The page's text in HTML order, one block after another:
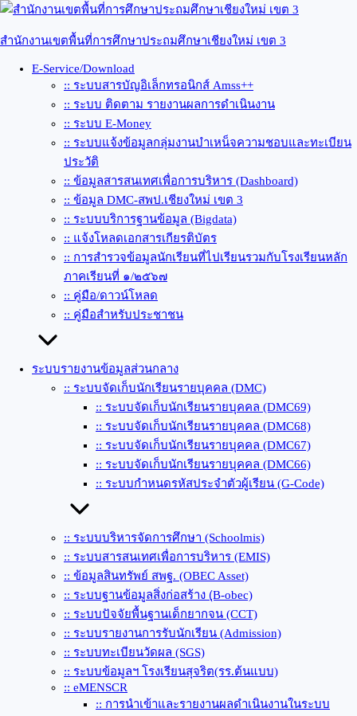
Skip
content
สำนักงานเขตพื้นที่การศึกษาประถมศึกษาเชียงใหม่ เขต 3
E-Service/Download
:: ระบบสารบัญอิเล็กทรอนิกส์ Amss++
:: ระบบ ติดตาม รายงานผลการดำเนินงาน
:: ระบบ E-Money
:: ระบบแจ้งข้อมูลกลุ่มงานบำเหน็จความชอบและทะเบียน
ประวัติ
:: ข้อมูลสารสนเทศเพื่อการบริหาร (Dashboard)
:: ข้อมูล DMC-สพป.เชียงใหม่ เขต 3
:: ระบบบริการฐานข้อมูล (Bigdata)
:: แจ้งโหลดเอกสารเกียรติบัตร
:: การสำรวจข้อมูลนักเรียนที่ไปเรียนรวมกับโรงเรียนหลัก
ภาคเรียนที่ ๑/๒๕๖๗
:: คู่มือ/ดาวน์โหลด
:: คู่มือสำหรับประชาชน
ระบบรายงานข้อมูลส่วนกลาง
:: ระบบจัดเก็บนักเรียนรายบุคคล (DMC)
:: ระบบจัดเก็บนักเรียนรายบุคคล (DMC69)
:: ระบบจัดเก็บนักเรียนรายบุคคล (DMC68)
:: ระบบจัดเก็บนักเรียนรายบุคคล (DMC67)
:: ระบบจัดเก็บนักเรียนรายบุคคล (DMC66)
:: ระบบกำหนดรหัสประจำตัวผู้เรียน (G-Code)
:: ระบบบริหารจัดการศึกษา (Schoolmis)
:: ระบบสารสนเทศเพื่อการบริหาร (EMIS)
:: ข้อมูลสินทรัพย์ สพฐ. (OBEC Asset)
:: ระบบฐานข้อมูลสิ่งก่อสร้าง (ฺB-obec)
:: ระบบปัจจัยพื้นฐานเด็กยากจน (CCT)
:: ระบบรายงานการรับนักเรียน (Admission)
:: ระบบทะเบียนวัดผล (SGS)
:: ระบบข้อมูลฯ โรงเรียนสุจริต(รร.ต้นแบบ)
:: eMENSCR
:: การนำเข้าและรายงานผลดำเนินงานในระบบ